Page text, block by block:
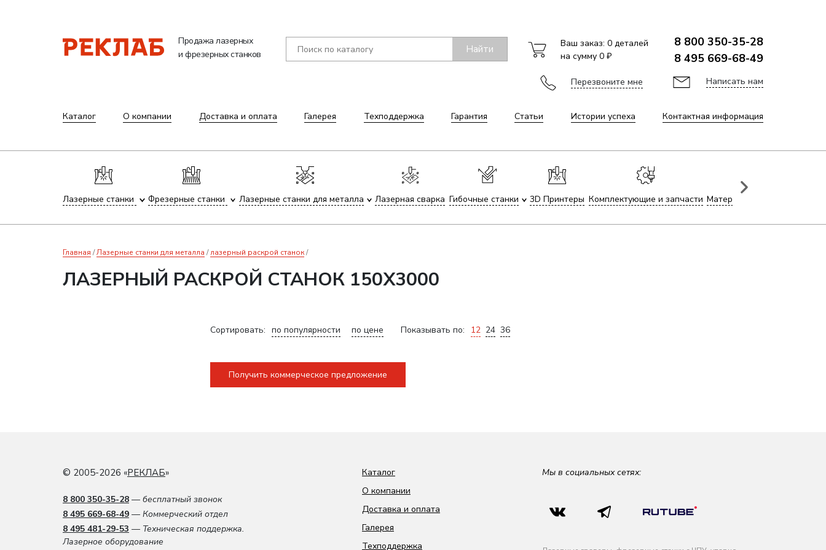
Продажа лазерных
и фрезерных станков
Найти Ваш заказ: 0деталей
на сумму 0 ₽
8 800 350-35-28
8 495 669-68-49
Перезвоните мне Написать нам
Каталог О компании Доставка и оплата Галерея Техподдержка Гарантия Статьи Истории успеха Контактная информация
Лазерные станки Фрезерные станки Лазерные станки для металла Лазерная сварка Гибочные станки 3D Принтеры Комплектующие и запчасти Материалы для лазерной
Главная Лазерные станки для металла лазерный раскрой станок
ЛАЗЕРНЫЙ РАСКРОЙ СТАНОК 150Х3000
Сортировать: по популярности по цене Показывать по: 12 24 36
Получить коммерческое предложение
© 2005-2026 «РЕКЛАБ»
8 800 350-35-28 — бесплатный звонок
8 495 669-68-49 — Коммерческий отдел
8 495 481-29-53 — Техническая поддержка.
Лазерное оборудование
Каталог
О компании
Доставка и оплата
Галерея
Техподдержка
Мы в социальных сетях: